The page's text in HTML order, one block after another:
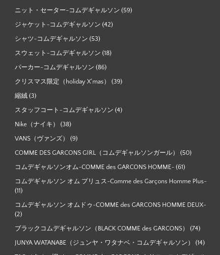
ニット・セーター-コムデギャルソン (59)
ジャケット-コムデギャルソン (42)
シャツ-コムデギャルソン (53)
スウェット-コムデギャルソン (18)
パーカー-コムデギャルソン (86)
クリスマス限定（holiday X'mas） (39)
縮絨 (3)
スタッフコート-コムデギャルソン (4)
Nike（ナイキ） (38)
VANS（ヴァンズ） (9)
COMME DES GARCONS GIRL（コムデギャルソンガール） (50)
コムデギャルソンオム-COMME des GARCONS HOMME- (61)
コムデギャルソン オム プリュス-Comme des Garçons Homme Plus-
(11)
コムデギャルソン オムドゥ-COMME des GARCONS HOMME DEUX-
(2)
ブラックコムデギャルソン（BLACK COMME des GARCONS） (74)
JUNYA WATANABE（ジュンヤ・ワタナベ・コムデギャルソン） (14)